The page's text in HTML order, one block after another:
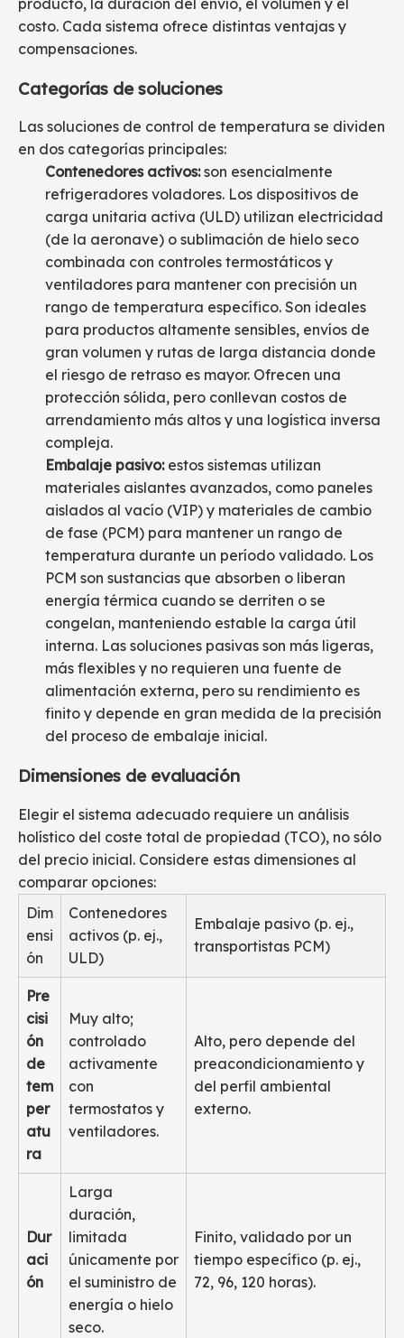
costo. Cada sistema ofrece distintas ventajas y
compensaciones.
Categorías de soluciones
Las soluciones de control de temperatura se dividen
en dos categorías principales:
Contenedores activos:son esencialmente
refrigeradores voladores. Los dispositivos de
carga unitaria activa (ULD) utilizan electricidad
(de la aeronave) o sublimación de hielo seco
combinada con controles termostáticos y
ventiladores para mantener con precisión un
rango de temperatura específico. Son ideales
para productos altamente sensibles, envíos de
gran volumen y rutas de larga distancia donde
el riesgo de retraso es mayor. Ofrecen una
protección sólida, pero conllevan costos de
arrendamiento más altos y una logística inversa
compleja.
Embalaje pasivo: estos sistemas utilizan
materiales aislantes avanzados, como paneles
aislados al vacío (VIP) y materiales de cambio
de fase (PCM) para mantener un rango de
temperatura durante un período validado. Los
PCM son sustancias que absorben o liberan
energía térmica cuando se derriten o se
congelan, manteniendo estable la carga útil
interna. Las soluciones pasivas son más ligeras,
más flexibles y no requieren una fuente de
alimentación externa, pero su rendimiento es
finito y depende en gran medida de la precisión
del proceso de embalaje inicial.
Dimensiones de evaluación
Elegir el sistema adecuado requiere un análisis
holístico del coste total de propiedad (TCO), no sólo
del precio inicial. Considere estas dimensiones al
comparar opciones:
Dim
ensi
ón
Contenedores
activos (p. ej.,
ULD)
Embalaje pasivo (p. ej.,
transportistas PCM)
Pre
cisi
ón
de
tem
per
atu
ra
Muy alto;
controlado
activamente
con
termostatos y
ventiladores.
Alto, pero depende del
preacondicionamiento y
del perfil ambiental
externo.
Dur
aci
ón
Larga
duración,
limitada
únicamente por
el suministro de
energía o hielo
seco.
Finito, validado por un
tiempo específico (p. ej.,
72, 96, 120 horas).